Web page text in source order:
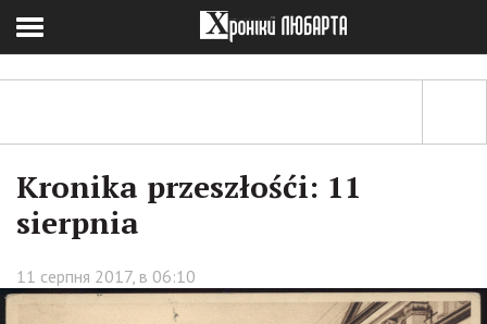
Kronika przeszłośći: 11
sierpnia
11 серпня 2017, в 06:10